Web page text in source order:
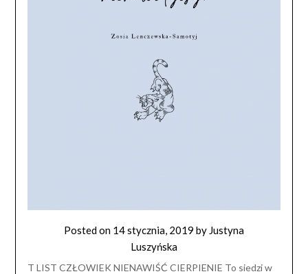
Posted on 14 stycznia, 2019 by Justyna
Luszyńska
T LIST CZŁOWIEK NIENAWIŚĆ CIERPIENIE To siedzi w